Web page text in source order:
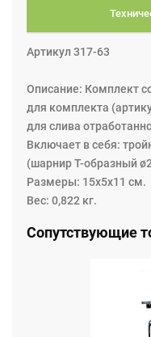
Артикул 317-63
Описание: Комплект
для комплекта
для слива
Включает в себя:
(шарнир Т-образный
Размеры: 15x5x11 см.
Вес: 0,822 кг.
Сопутствующие